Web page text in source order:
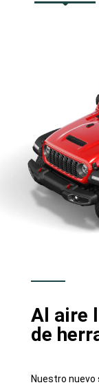
Al aire
de
Nuestro